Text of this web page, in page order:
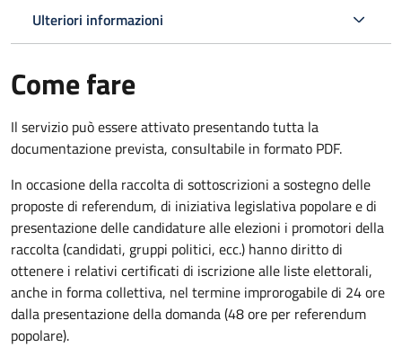
Ulteriori informazioni
Come fare
Il servizio può essere attivato presentando tutta la
documentazione prevista, consultabile in formato PDF.
In occasione della raccolta di sottoscrizioni a sostegno delle
proposte di referendum, di iniziativa legislativa popolare e di
presentazione delle candidature alle elezioni i promotori della
raccolta (candidati, gruppi politici, ecc.) hanno diritto di
ottenere i relativi certificati di iscrizione alle liste elettorali,
anche in forma collettiva, nel termine improrogabile di 24 ore
dalla presentazione della domanda (48 ore per referendum
popolare).